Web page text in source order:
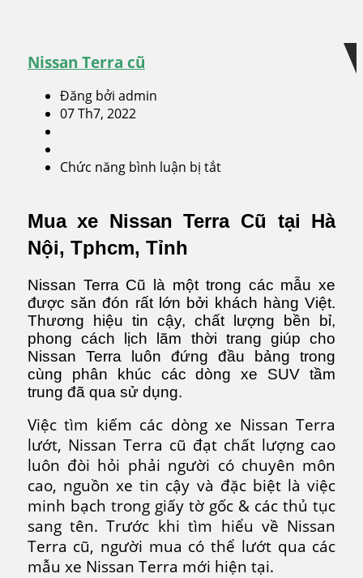
navigation
content
Nissan Terra cũ
Đăng bởi admin
07 Th7, 2022
Chức năng bình luận bị tắtở
cũ
Mua xe Nissan Terra Cũ tại Hà
Nội, Tphcm, Tỉnh
Nissan Terra Cũ là một trong các mẫu xe
được săn đón rất lớn bởi khách hàng Việt.
Thương hiệu tin cậy, chất lượng bền bỉ,
phong cách lịch lãm thời trang giúp cho
Nissan Terra luôn đứng đầu bảng trong
cùng phân khúc các dòng xe SUV tầm
trung đã qua sử dụng.
Việc tìm kiếm các dòng xe Nissan Terra
lướt, Nissan Terra cũ đạt chất lượng cao
luôn đòi hỏi phải người có chuyên môn
cao, nguồn xe tin cậy và đặc biệt là việc
minh bạch trong giấy tờ gốc & các thủ tục
sang tên. Trước khi tìm hiểu về Nissan
Terra cũ, người mua có thể lướt qua các
mẫu xe Nissan Terra mới hiện tại.